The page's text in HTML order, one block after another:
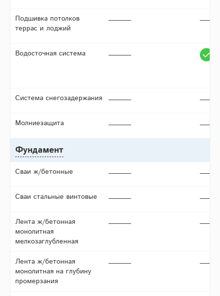
Подшивка потолков
террас и лоджий
Водосточная система
Система снегозадержания
Молниезащита
Фундамент
Сваи ж/бетонные
Сваи стальные винтовые
Лента ж/бетонная
монолитная
мелкозаглубленная
Лента ж/бетонная
монолитная на глубину
промерзания